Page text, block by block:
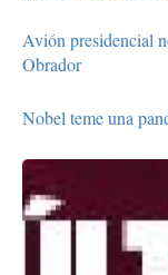
Avión presidencial
Obrador
Nobel teme una